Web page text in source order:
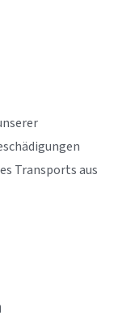
Transports aus